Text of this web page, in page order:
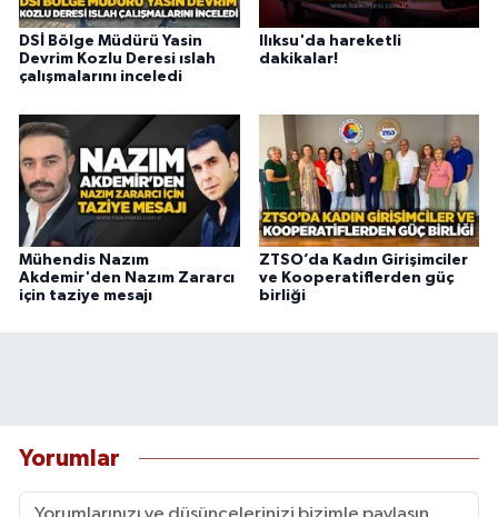
DSİ Bölge Müdürü Yasin
Devrim Kozlu Deresi ıslah
çalışmalarını inceledi
Ilıksu'da hareketli
dakikalar!
Mühendis Nazım
Akdemir'den Nazım Zararcı
için taziye mesajı
ZTSO’da Kadın Girişimciler
ve Kooperatiflerden güç
birliği
Yorumlar